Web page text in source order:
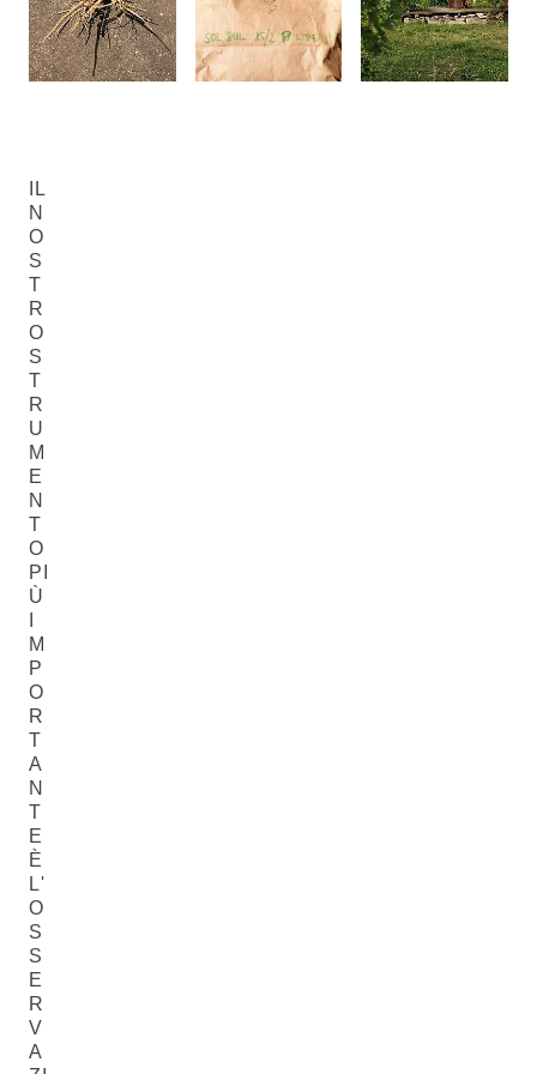
IL
N
O
S
T
R
O
S
T
R
U
M
E
N
T
O
PI
Ù
M
P
O
R
T
A
N
T
E
È
L'
O
S
S
E
R
V
A